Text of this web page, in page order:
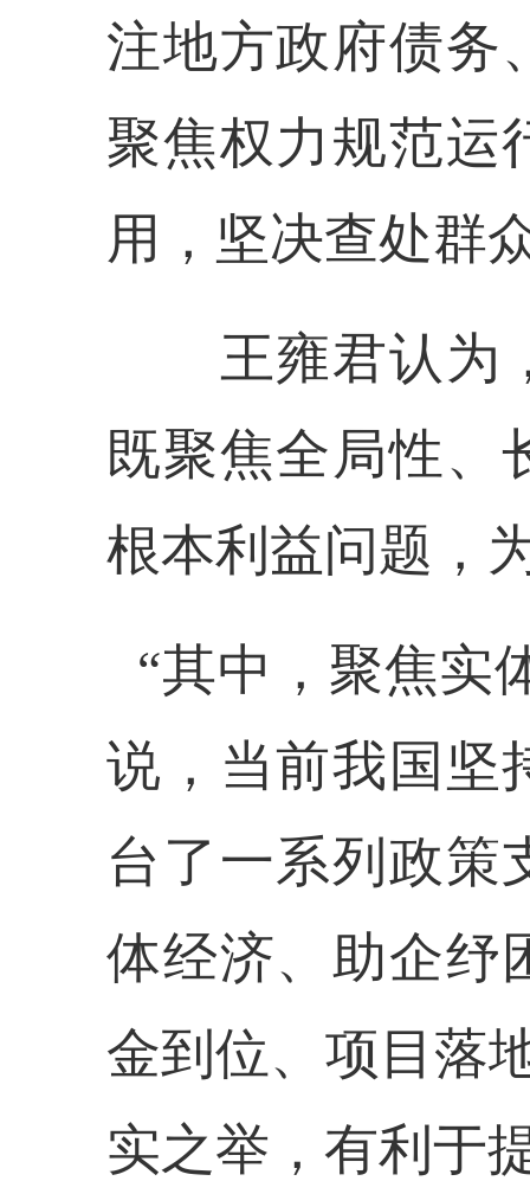
注地方政府债务
聚焦权力规范运
用，坚决查处群
王雍君认为，
既聚焦全局性、
根本利益问题，
“其中，聚焦实
说，当前我国坚
台了一系列政策
体经济、助企纾
金到位、项目落
实之举，有利于